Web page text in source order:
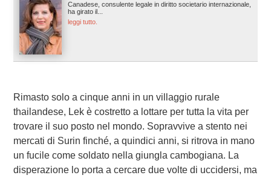
Canadese, consulente legale in diritto societario internazionale,
ha girato il...
leggi tutto.
Rimasto solo a cinque anni in un villaggio rurale
thailandese, Lek è costretto a lottare per tutta la vita per
trovare il suo posto nel mondo. Sopravvive a stento nei
mercati di Surin finché, a quindici anni, si ritrova in mano
un fucile come soldato nella giungla cambogiana. La
disperazione lo porta a cercare due volte di uccidersi, ma